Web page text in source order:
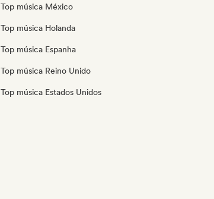
Top música México
Top música Holanda
Top música Espanha
Top música Reino Unido
Top música Estados Unidos